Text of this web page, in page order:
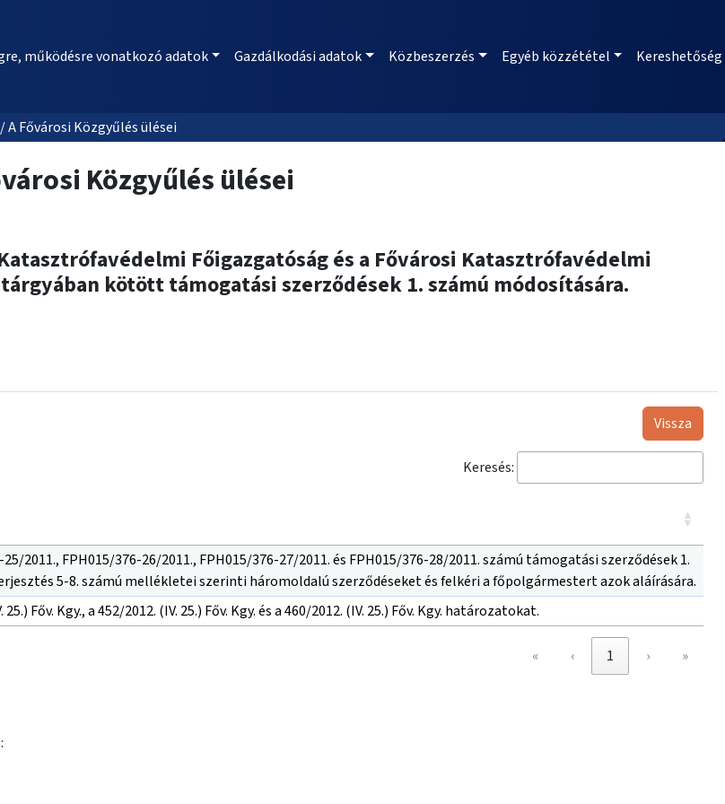
működésre vonatkozó adatok Gazdálkodási adatok Közbeszerzés Egyéb közzététel Kereshetőség
Fővárosi Közgyűlés ülései
Közgyűlés ülései
Főigazgatóság és a Fővárosi Katasztrófavédelmi
kötött támogatási szerződések 1. számú módosítására.
Vissza
Keresés:
2011., FPH015/376-26/2011., FPH015/376-27/2011. és FPH015/376-28/2011. számú támogatási szerződések 1.
5-8. számú mellékletei szerinti háromoldalú szerződéseket és felkéri a főpolgármestert azok aláírására.
Főv. Kgy., a 452/2012. (IV. 25.) Főv. Kgy. és a 460/2012. (IV. 25.) Főv. Kgy. határozatokat.
« ‹ 1 › »